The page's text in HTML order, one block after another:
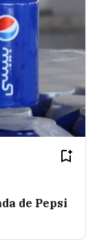
de Pepsi